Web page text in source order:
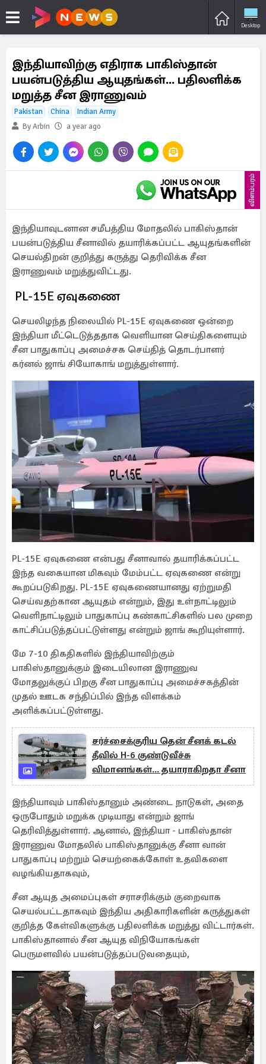
Desktop
இந்தியாவிற்கு எதிராக பாகிஸ்தான்
பயன்படுத்திய ஆயுதங்கள்... பதிலளிக்க
மறுத்த சீன இராணுவம்
Pakistan China
Indian Army
By Arbin
a year ago
விளம்பரம்
இந்தியாவுடனான சமீபத்திய மோதலில் பாகிஸ்தான்
பயன்படுத்திய சீனாவில் தயாரிக்கப்பட்ட ஆயுதங்களின்
செயல்திறன் குறித்து கருத்து தெரிவிக்க சீன
இராணுவம் மறுத்துவிட்டது.
PL-15E ஏவுகணை
செயலிழந்த நிலையில் PL-15E ஏவுகணை ஒன்றை
இந்தியா மீட்டெடுத்ததாக வெளியான செய்திகளையும்
சீன பாதுகாப்பு அமைச்சக செய்தித் தொடர்பாளர்
கர்னல் ஜாங் சியோகாங் மறுத்துள்ளார்.
PL-15E ஏவுகணை என்பது சீனாவால் தயாரிக்கப்பட்ட
இந்த வகையான மிகவும் மேம்பட்ட ஏவுகணை என்று
கூறப்படுகிறது. PL-15E ஏவுகணையானது ஏற்றுமதி
செய்வதற்கான ஆயுதம் என்றும், இது உள்நாட்டிலும்
வெளிநாட்டிலும் பாதுகாப்பு கண்காட்சிகளில் பல முறை
காட்சிப்படுத்தப்பட்டுள்ளது என்றும் ஜாங் கூறியுள்ளார்.
மே 7-10 திகதிகளில் இந்தியாவிற்கும்
பாகிஸ்தானுக்கும் இடையிலான இராணுவ
மோதலுக்குப் பிறகு சீன பாதுகாப்பு அமைச்சகத்தின்
முதல் ஊடக சந்திப்பில் இந்த விளக்கம்
அளிக்கப்பட்டுள்ளது.
சர்ச்சைக்குரிய தென் சீனக் கடல்
தீவில் H-6 குண்டுவீச்சு
விமானங்கள்... தயாராகிறதா சீனா
இந்தியாவும் பாகிஸ்தானும் அண்டை நாடுகள், அதை
ஒருபோதும் மறுக்க முடியாது என்றும் ஜாங்
தெரிவித்துள்ளார். ஆனால், இந்தியா - பாகிஸ்தான்
இராணுவ மோதலில் பாகிஸ்தானுக்கு சீனா வான்
பாதுகாப்பு மற்றும் செயற்கைக்கோள் உதவிகளை
வழங்கியதாகவும்,
சீன ஆயுத அமைப்புகள் சராசரிக்கும் குறைவாக
செயல்பட்டதாகவும் இந்திய அதிகாரிகளின் கருத்துகள்
குறித்த கேள்விகளுக்கு பதிலளிக்க மறுத்து விட்டார்கள்.
பாகிஸ்தானால் சீன ஆயுத விநியோகங்கள்
பெருமளவில் பயன்படுத்தப்படுவதையும்,